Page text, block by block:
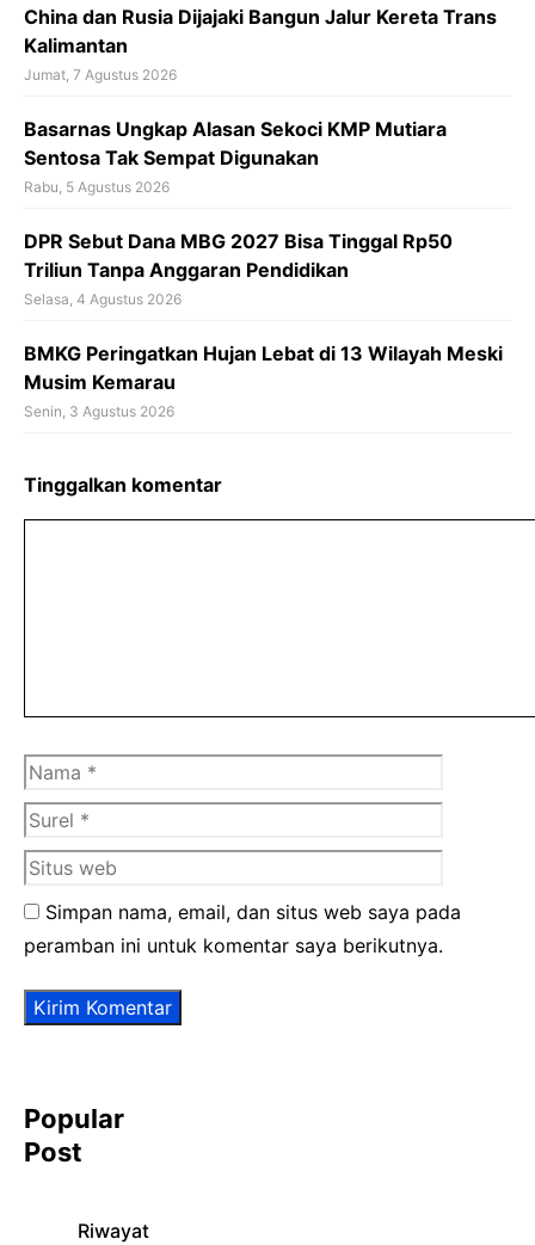
China dan Rusia Dijajaki Bangun Jalur Kereta Trans
Kalimantan
Jumat, 7 Agustus 2026
Basarnas Ungkap Alasan Sekoci KMP Mutiara
Sentosa Tak Sempat Digunakan
Rabu, 5 Agustus 2026
DPR Sebut Dana MBG 2027 Bisa Tinggal Rp50
Triliun Tanpa Anggaran Pendidikan
Selasa, 4 Agustus 2026
BMKG Peringatkan Hujan Lebat di 13 Wilayah Meski
Musim Kemarau
Senin, 3 Agustus 2026
Tinggalkan komentar
Nama
web
Simpan nama, email, dan situs web saya pada
peramban ini untuk komentar saya berikutnya.
Popular
Post
Riwayat